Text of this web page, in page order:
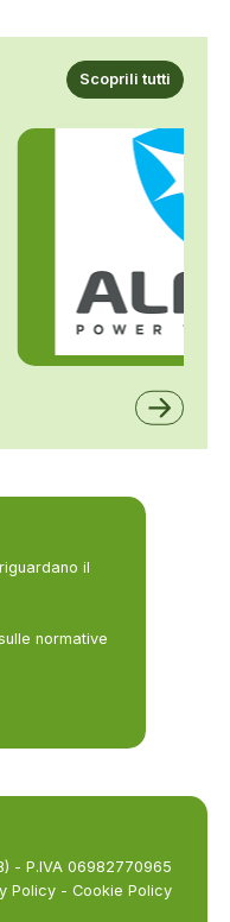
Scoprili tutti
il
normative
- P.IVA 06982770965
Policy - Cookie Policy